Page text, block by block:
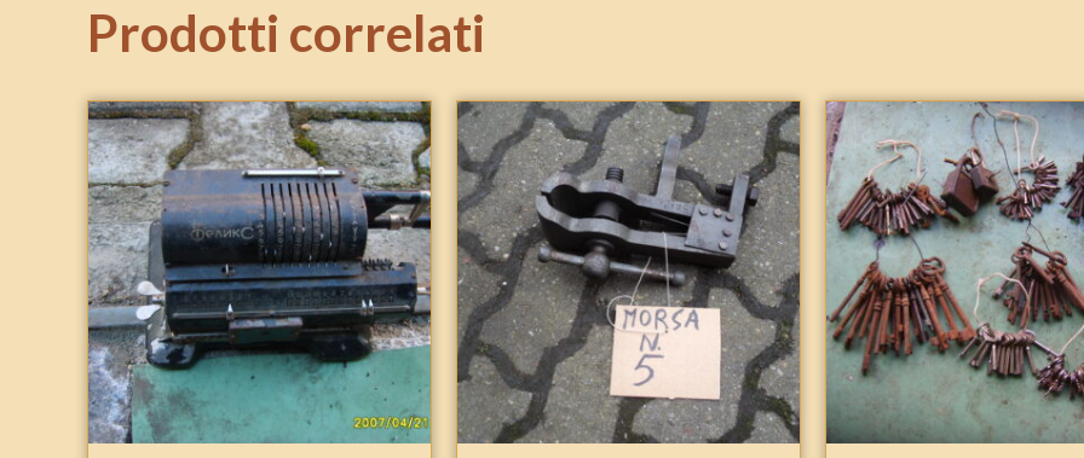
Prodotti correlati